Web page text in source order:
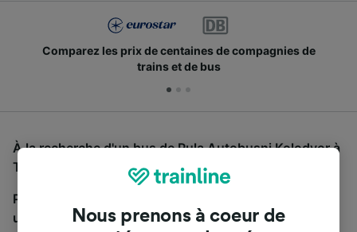
Comparez les prix de centaines de compagnies de
trains et de bus
À la recherche d'un bus de Pula Autobusni Kolodvor à
Trieste Centrale, vous êtes au bon endroit.
Pour trouver des billets de bus, lancez simplement
une recherche ci-dessus. Nous comparons les temps
Nous prenons à coeur de